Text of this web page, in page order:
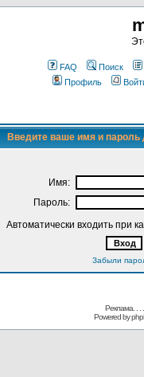
FAQ Поиск
Профиль
Введите ваше имя и пароль
Имя:
Пароль:
Автоматически входить при
Забыли
Реклама. . .
Powered by